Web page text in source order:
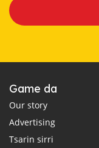
Game da
Our story
Advertising
Tsarin sirri